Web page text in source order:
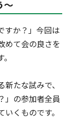
～
すか？」今回は
めて会の良さを
たな試みで、
」の参加者全員
くものです。